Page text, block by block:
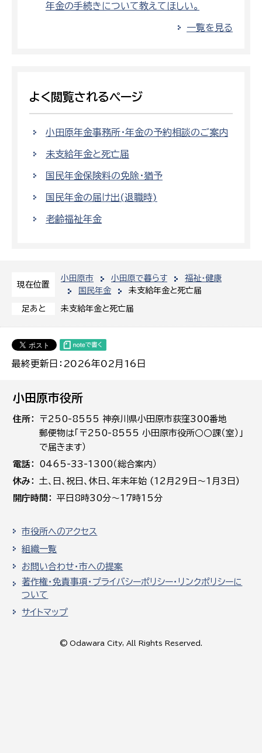
現在位置
小田原市 小田原で暮らす
福祉・健康
国民年金
未支給年金と死亡届
足あと 未支給年金と死亡届
最終更新日：2026年02月16日
年金の手続きについて教えてほしい。
一覧を見る
よく閲覧されるページ
小田原年金事務所・年金の予約相談のご案内
未支給年金と死亡届
国民年金保険料の免除・猶予
国民年金の届け出(退職時)
老齢福祉年金
小田原市役所
住所
〒250-8555 神奈川県小田原市荻窪300番地
郵便物は「〒250-8555 小田原市役所○○課（室）」
で届きます）
電話
0465-33-1300（総合案内）
休み
土､日､祝日、休日、年末年始 (12月29日～1月3日)
開庁時間
平日8時30分～17時15分
市役所へのアクセス
組織一覧
お問い合わせ・市への提案
著作権・免責事項・プライバシーポリシー・リンクポリシーに
ついて
サイトマップ
© Odawara City, All Rights Reserved.